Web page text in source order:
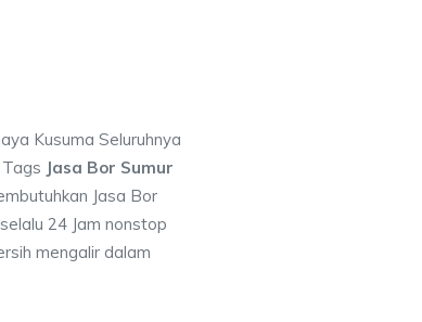
Kusuma Seluruhnya
Jasa Bor Sumur
Jasa Bor
24 Jam nonstop
mengalir dalam